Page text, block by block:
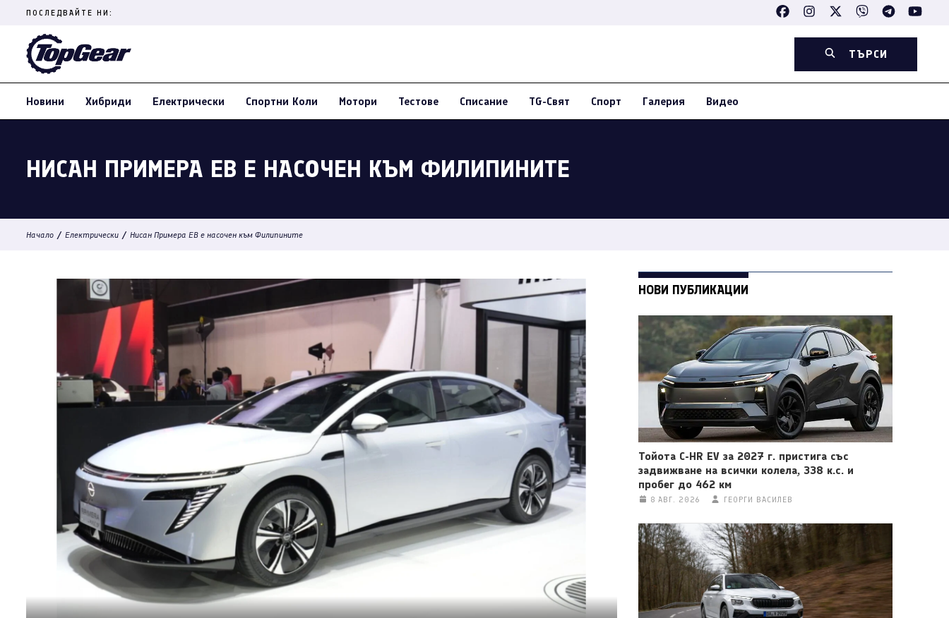
content
(Press
ПОСЛЕДВАЙТЕ НИ:
ТЪРСИ
Новини Хибриди Електрически Спортни Коли Мотори Тестове Списание TG-Свят Спорт Галерия Видео
НИСАН ПРИМЕРА ЕВ Е НАСОЧЕН КЪМ ФИЛИПИНИТЕ
Начало / Електрически / Нисан Примера ЕВ е насочен към Филипините
НОВИ ПУБЛИКАЦИИ
Тойота C-HR EV за 2027 г. пристига със
задвижване на всички колела, 338 к.с. и
пробег до 462 км
8 АВГ. 2026 ГЕОРГИ ВАСИЛЕВ